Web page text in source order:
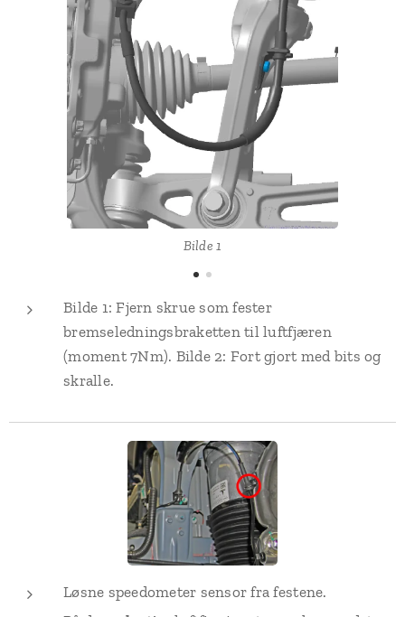
Bilde 1
Bilde 1: Fjern skrue som fester
bremseledningsbraketten til luftfjæren
(moment 7Nm). Bilde 2: Fort gjort med bits og
skralle.
Løsne speedometer sensor fra festene.